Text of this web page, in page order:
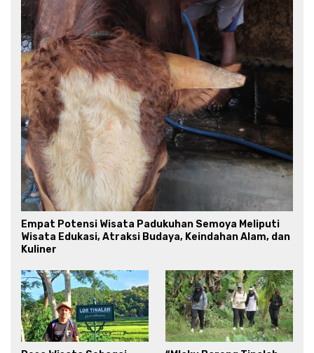
Empat Potensi Wisata Padukuhan Semoya Meliputi
Wisata Edukasi, Atraksi Budaya, Keindahan Alam, dan
Kuliner